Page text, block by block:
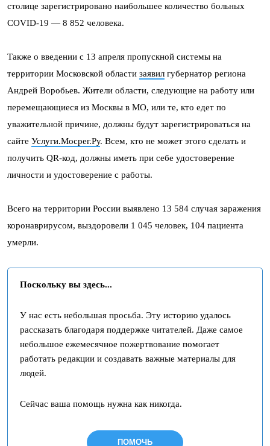
столице зарегистрировано наибольшее количество больных
COVID-19 — 8 852 человека.
Также о введении с 13 апреля пропускной системы на
территории Московской области заявил губернатор региона
Андрей Воробьев. Жители области, следующие на работу или
перемещающиеся из Москвы в МО, или те, кто едет по
уважительной причине, должны будут зарегистрироваться на
сайте Услуги.Мосрег.Ру. Всем, кто не может этого сделать и
получить QR-код, должны иметь при себе удостоверение
личности и удостоверение с работы.
Всего на территории России выявлено 13 584 случая заражения
коронаврирусом, выздоровели 1 045 человек, 104 пациента
умерли.
Поскольку вы здесь...
У нас есть небольшая просьба. Эту историю удалось
рассказать благодаря поддержке читателей. Даже самое
небольшое ежемесячное пожертвование помогает
работать редакции и создавать важные материалы для
людей.
Сейчас ваша помощь нужна как никогда.
ПОМОЧЬ